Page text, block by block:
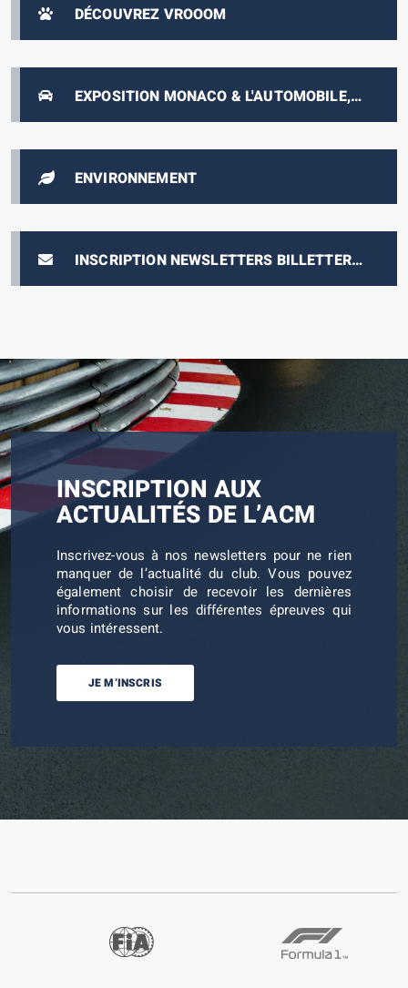
DÉCOUVREZ VROOOM
EXPOSITION MONACO & L'AUTOMOBILE,
DE 1893 À NOS JOURS
ENVIRONNEMENT
INSCRIPTION NEWSLETTERS BILLETTERIE
E-PRIX
INSCRIPTION AUX
ACTUALITÉS DE L’ACM
Inscrivez-vous à nos newsletters pour ne rien
manquer de l’actualité du club. Vous pouvez
également choisir de recevoir les dernières
informations sur les différentes épreuves qui
vous intéressent.
JE M’INSCRIS